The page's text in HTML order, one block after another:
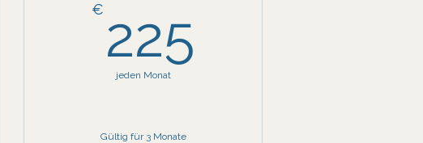
€ 225
jeden Monat
Gültig für 3 Monate